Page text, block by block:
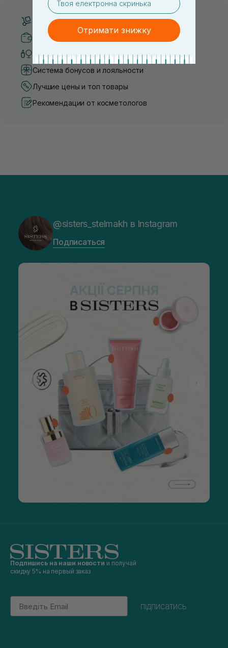
Бесплатная доставка от 3000 UAH
Безопасные способы оплаты
Только оригинальная косметика
Система бонусов и лояльности
Лучшие цены и топ товары
Рекомендации от косметологов
@sisters_stelmakh в Instagram
Подписаться
Подпишись на наши новости и получай
скидку 5% на первый заказ
Email
підписатись
Отримати знижку